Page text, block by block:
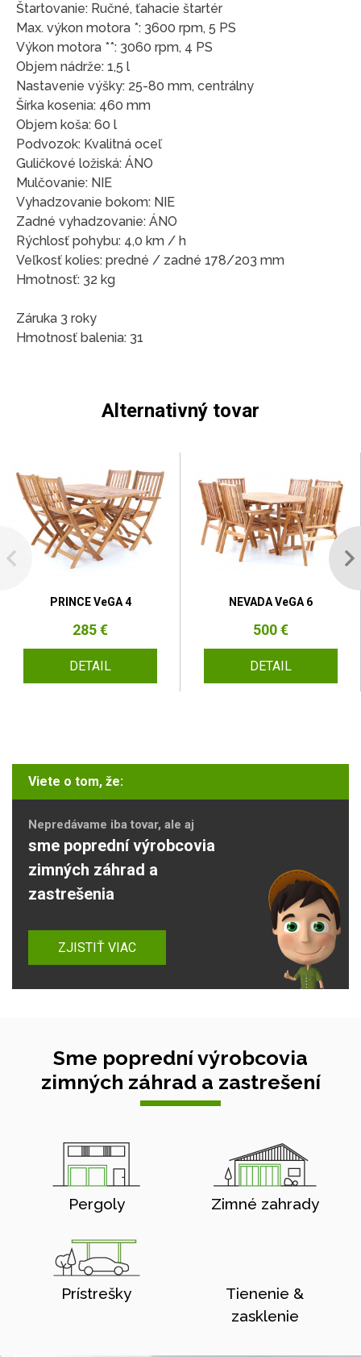
Štartovanie: Ručné, ťahacie štartér
Max. výkon motora *: 3600 rpm, 5 PS
Výkon motora **: 3060 rpm, 4 PS
Objem nádrže: 1,5 l
Nastavenie výšky: 25-80 mm, centrálny
Šírka kosenia: 460 mm
Objem koša: 60 l
Podvozok: Kvalitná oceľ
Guličkové ložiská: ÁNO
Mulčovanie: NIE
Vyhadzovanie bokom: NIE
Zadné vyhadzovanie: ÁNO
Rýchlosť pohybu: 4,0 km / h
Veľkosť kolies: predné / zadné 178/203 mm
Hmotnosť: 32 kg
Záruka 3 roky
Hmotnosť balenia: 31
Alternativný tovar
PRINCE VeGA 4
285 €
DETAIL
NEVADA VeGA 6
500 €
DETAIL
Viete o tom, že:
Nepredávame iba tovar, ale aj
sme poprední výrobcovia
zimných záhrad a
zastrešenia
ZJISTIŤ VIAC
Sme poprední výrobcovia
zimných záhrad a zastrešení
Pergoly Zimné zahrady
Prístrešky
Tienenie &
zasklenie